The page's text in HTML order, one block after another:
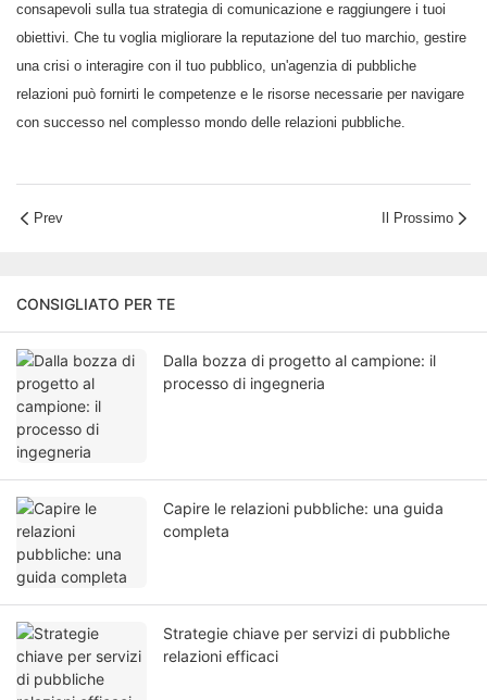
consapevoli sulla tua strategia di comunicazione e raggiungere i tuoi
obiettivi. Che tu voglia migliorare la reputazione del tuo marchio, gestire
una crisi o interagire con il tuo pubblico, un'agenzia di pubbliche
relazioni può fornirti le competenze e le risorse necessarie per navigare
con successo nel complesso mondo delle relazioni pubbliche.
Prev Il Prossimo
CONSIGLIATO PER TE
Dalla bozza di progetto al campione: il
processo di ingegneria
Capire le relazioni pubbliche: una guida
completa
Strategie chiave per servizi di pubbliche
relazioni efficaci